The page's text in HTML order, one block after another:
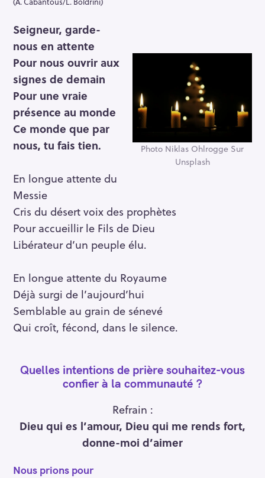
Photo Niklas Ohlrogge Sur
Unsplash
Seigneur, garde-
nous en attente
Pour nous ouvrir aux
signes de demain
Pour une vraie
présence au monde
Ce monde que par
nous, tu fais tien.
En longue attente du
Messie
Cris du désert voix des prophètes
Pour accueillir le Fils de Dieu
Libérateur d’un peuple élu.
En longue attente du Royaume
Déjà surgi de l’aujourd’hui
Semblable au grain de sénevé
Qui croît, fécond, dans le silence.
Quelles intentions de prière souhaitez-vous
confier à la communauté ?
Refrain :
Dieu qui es l’amour, Dieu qui me rends fort,
donne-moi d’aimer
Nous prions pour